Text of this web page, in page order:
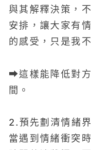
與其解釋決策，
安排，讓大家有
的感受，只是我
➡這樣能降低對
間。
2.預先劃清情緒
當遇到情緒衝突